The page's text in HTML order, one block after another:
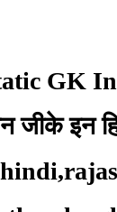
GK In
जीके इन